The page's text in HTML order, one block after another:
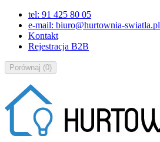
tel: 91 425 80 05
e-mail: biuro@hurtownia-swiatla.pl
Kontakt
Rejestracja B2B
Porównaj (0)